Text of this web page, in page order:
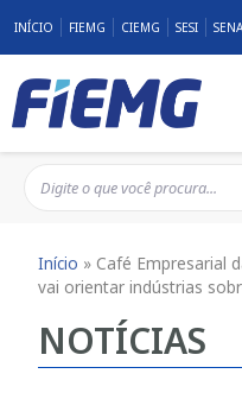
INÍCIO FIEMG CIEMG SESI
Início » Café Empresarial
vai orientar indústrias
NOTÍCIAS